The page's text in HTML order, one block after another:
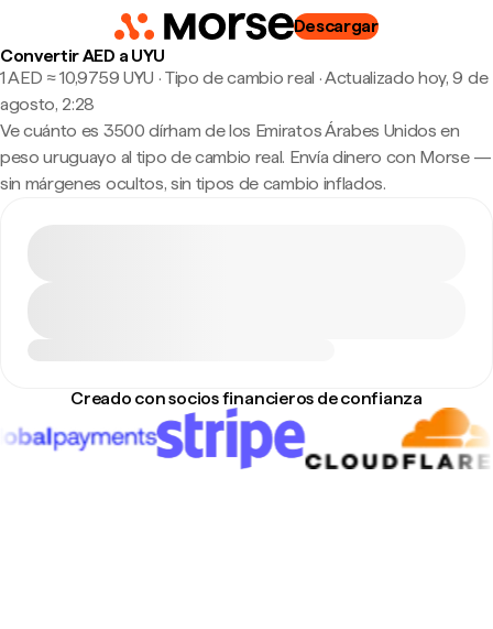
Descargar
Convertir AED a UYU
1 AED ≈ 10,9759 UYU · Tipo de cambio real ·Actualizado hoy, 9 de
agosto, 2:28
Ve cuánto es 3500 dírham de los Emiratos Árabes Unidos en
peso uruguayo al tipo de cambio real. Envía dinero con Morse —
sin márgenes ocultos, sin tipos de cambio inflados.
Creado con socios financieros de confianza